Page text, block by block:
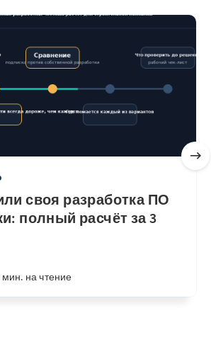
своя разработка ПО
полный расчёт за 3
мин. на чтение